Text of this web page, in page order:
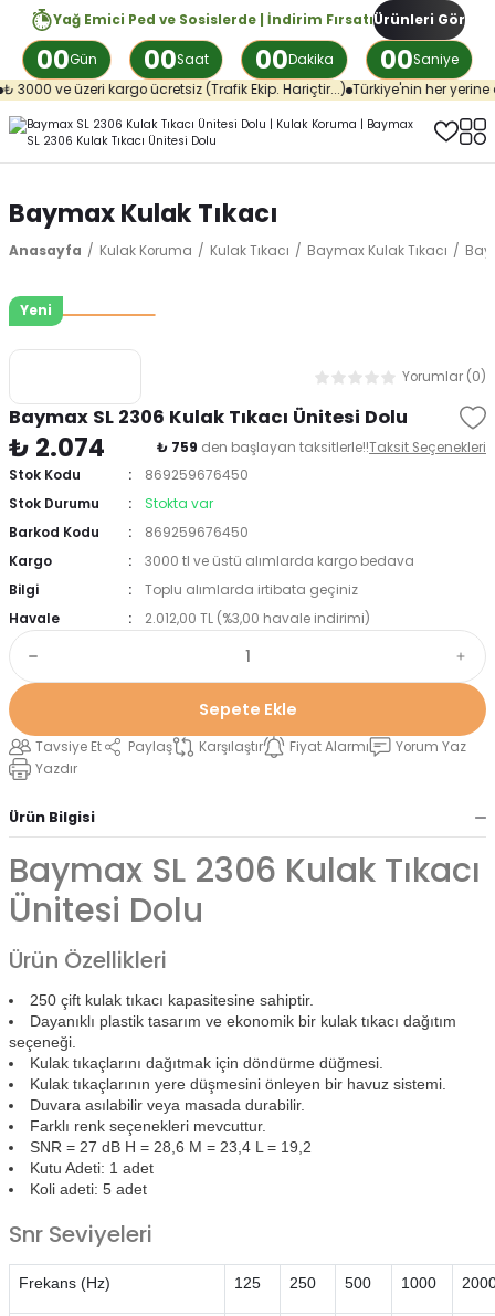
Yağ Emici Ped ve Sosislerde | İndirim Fırsatı
00Gün 00Saat 00Dakika 00Saniye
Ürünleri Gör
ve üzeri kargo ücretsiz (Trafik Ekip. Hariçtir...) Türkiye'nin her yerine
Baymax Kulak Tıkacı
Anasayfa Kulak Koruma Kulak Tıkacı Baymax Kulak Tıkacı
Yeni
Yorumlar (0)
Baymax SL 2306 Kulak Tıkacı Ünitesi Dolu
₺ 2.074 ₺ 759 den başlayan taksitlerle!!Taksit Seçenekleri
Stok Kodu
869259676450
Stok Durumu
Stokta var
Barkod Kodu
869259676450
Kargo
3000 tl ve üstü alımlarda kargo bedava
Bilgi
Toplu alımlarda irtibata geçiniz
Havale
2.012,00 TL (%3,00 havale indirimi)
Sepete Ekle
Tavsiye Et Paylaş Karşılaştır Fiyat Alarmı
Yorum Yaz
Yazdır
Ürün Bilgisi
Baymax SL 2306 Kulak Tıkacı
Ünitesi Dolu
Ürün Özellikleri
250 çift kulak tıkacı kapasitesine sahiptir.
Dayanıklı plastik tasarım ve ekonomik bir kulak tıkacı dağıtım
seçeneği.
Kulak tıkaçlarını dağıtmak için döndürme düğmesi.
Kulak tıkaçlarının yere düşmesini önleyen bir havuz sistemi.
Duvara asılabilir veya masada durabilir.
Farklı renk seçenekleri mevcuttur.
SNR = 27 dB H = 28,6 M = 23,4 L = 19,2
Kutu Adeti: 1 adet
Koli adeti: 5 adet
Snr Seviyeleri
Frekans (Hz) 125 250 500 1000